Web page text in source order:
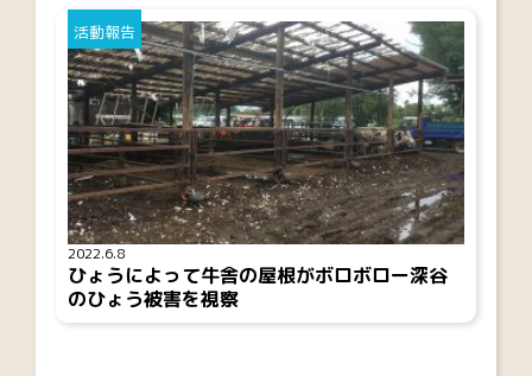
2022.6.8
活動報告
ひょうによって牛舎の屋根がボロボロー深谷
のひょう被害を視察